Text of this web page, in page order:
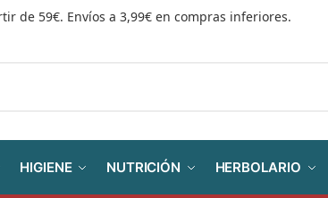
de 59€. Envíos a 3,99€ en compras inferiores.
HIGIENE NUTRICIÓN HERBOLARIO